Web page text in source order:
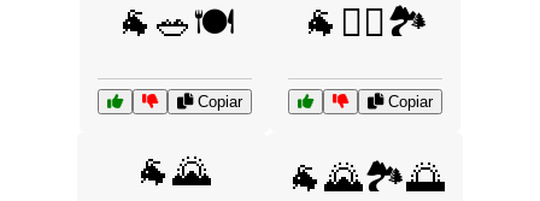
🐐🥗🍽️
Copiar
🐐🧗‍♀️🏞️
Copiar
🐐🌄 🐐🌄🏞️🌅